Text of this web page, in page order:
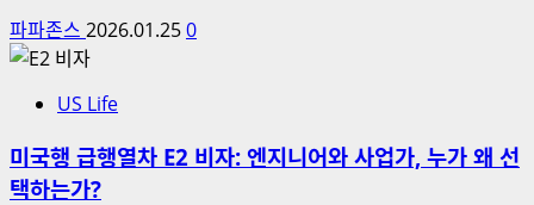
파파존스 2026.01.250
US Life
미국행 급행열차 E2 비자: 엔지니어와 사업가, 누가 왜 선
택하는가?